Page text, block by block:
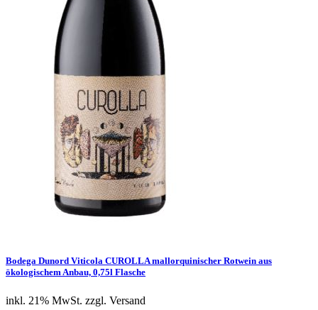
Bodega Dunord Viticola CUROLLA mallorquinischer Rotwein aus
ökologischem Anbau, 0,75l Flasche
inkl. 21% MwSt. zzgl. Versand